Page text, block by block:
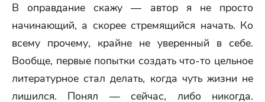
В оправдание скажу — автор я не просто
начинающий, а скорее стремящийся начать. Ко
всему прочему, крайне не уверенный в себе.
Вообще, первые попытки создать что-то цельное
литературное стал делать, когда чуть жизни не
лишился. Понял — сейчас, либо никогда.